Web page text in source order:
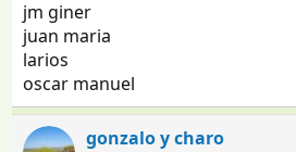
jm giner
juan maria
larios
oscar manuel
gonzalo y charo